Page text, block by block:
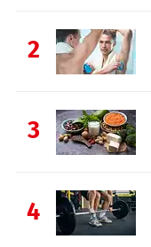
2
3
4